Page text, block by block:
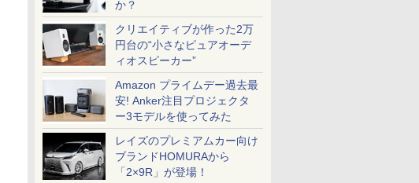
か？
クリエイティブが作った2万
円台の“小さなピュアオーデ
ィオスピーカー”
Amazon プライムデー過去最
安! Anker注目プロジェクタ
ー3モデルを使ってみた
レイズのプレミアムカー向け
ブランドHOMURAから
「2×9R」が登場！